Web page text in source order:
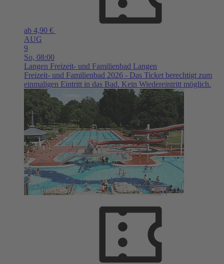
ab 4,90 €
AUG
9
So, 08:00
Langen Freizeit- und Familienbad Langen
Freizeit- und Familienbad 2026 - Das Ticket berechtigt zum
einmaligen Eintritt in das Bad. Kein Wiedereintritt möglich.